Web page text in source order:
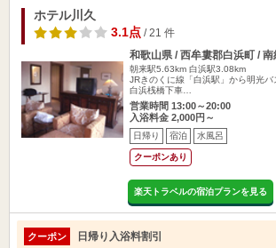
ホテル川久
3.1点/ 21 件
和歌山県 / 西牟婁郡白浜町 /
朝来駅5.63km 白浜駅3.08km
JRきのくに線「白浜駅」から明光バ
白浜桟橋下車…
営業時間 13:00～20:00
入浴料金 2,000円～
日帰り 宿泊 水風呂
クーポンあり
楽天トラベルの宿泊プランを見る
クーポン 日帰り入浴料割引